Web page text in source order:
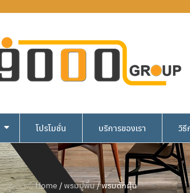
โปรโมชั่น บริการของเรา วิธี
Home / พรมปูพื้น/ พรมดักฝุ่น